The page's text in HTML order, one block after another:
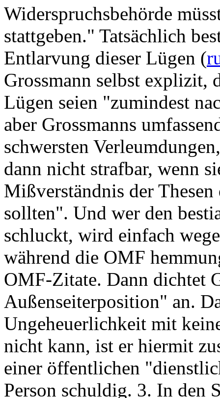
Widerspruchsbehörde
stattgeben." Tatsächlich
Entlarvung dieser Lügen (
Grossmann selbst explizit,
Lügen seien "zumindest
aber Grossmanns
schwersten
dann nicht strafbar, wenn
Mißverständnis der Thesen
sollten". Und wer den
schluckt, wird einfach
während die OMF
OMF-Zitate. Dann dichtet
Außenseiterposition" an.
Ungeheuerlichkeit mit
nicht kann, ist er hiermit
einer öffentlichen
Person schuldig. 3. In den